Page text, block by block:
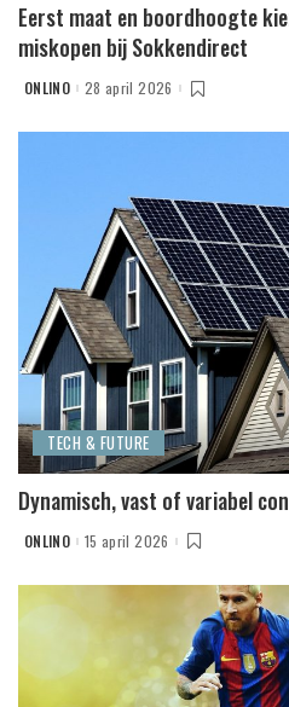
Eerst maat en boordhoogte
miskopen bij Sokkendirect
POSTED
ONLINO 28 april 2026
TECH & FUTURE
Dynamisch, vast of variabel
POSTED
ONLINO 15 april 2026